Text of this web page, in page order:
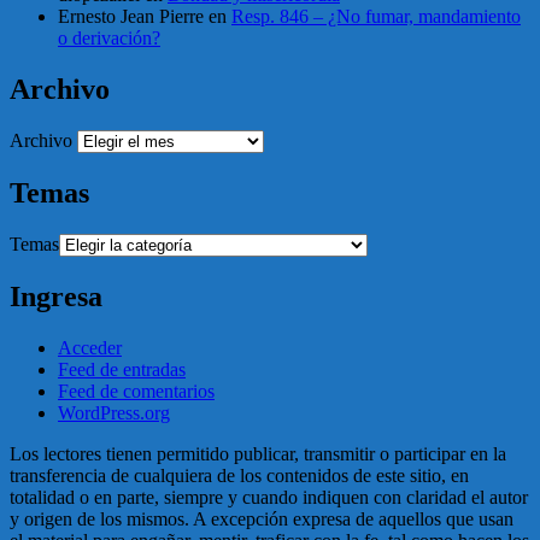
Ernesto Jean Pierre en Resp. 846 – ¿No fumar, mandamiento
o derivación?
Archivo
Archivo
Temas
Temas
Ingresa
Acceder
Feed de entradas
Feed de comentarios
WordPress.org
Los lectores tienen permitido publicar, transmitir o participar en la
transferencia de cualquiera de los contenidos de este sitio, en
totalidad o en parte, siempre y cuando indiquen con claridad el autor
y origen de los mismos. A excepción expresa de aquellos que usan